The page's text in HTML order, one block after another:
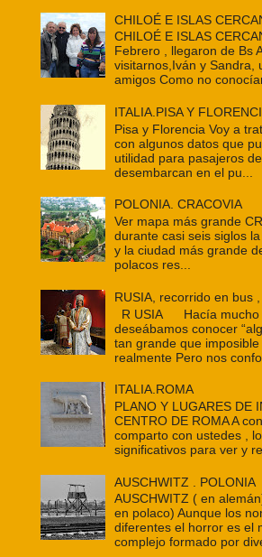
CHILOÉ E ISLAS
CHILOÉ E ISLAS
Febrero , llegaron de Bs
visitarnos,Iván y Sandra,
amigos Como no
ITALIA.PISA Y
Pisa y Florencia Voy a
con algunos datos que
utilidad para pasajeros
desembarcan en el pu...
POLONIA. CRACOVIA
Ver mapa más grande
durante casi seis siglos
y la ciudad más grande
polacos res...
RUSIA, recorrido en bus
R USIA Hacía mucho
deseábamos conocer
tan grande que
realmente Pero nos
ITALIA.ROMA
PLANO Y LUGARES DE
CENTRO DE ROMA A
comparto con ustedes ,
significativos para ver y
AUSCHWITZ . POLONIA
AUSCHWITZ ( en
en polaco) Aunque los
diferentes el horror es el
complejo formado por